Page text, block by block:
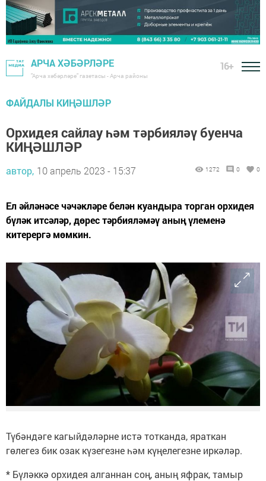
АРЧА ХӘБӘРЛӘРЕ
"Арча хәбәрләре" газетасы - Арча районы
16+
ФАЙДАЛЫ КИҢӘШЛӘР
Орхидея сайлау һәм тәрбияләү буенча
КИҢӘШЛӘР
автор, 10 апрель 2023 - 15:37 1272 0 0
Ел әйләнәсе чәчәкләре белән куандыра торган орхидея
бүләк итсәләр, дөрес тәрбияләмәү аның үлеменә
китерергә мөмкин.
Түбәндәге кагыйдәләрне истә тотканда, яраткан
гөлегез бик озак күзегезне һәм күңелегезне иркәләр.
* Бүләккә орхидея алганнан соң, аның яфрак, тамыр